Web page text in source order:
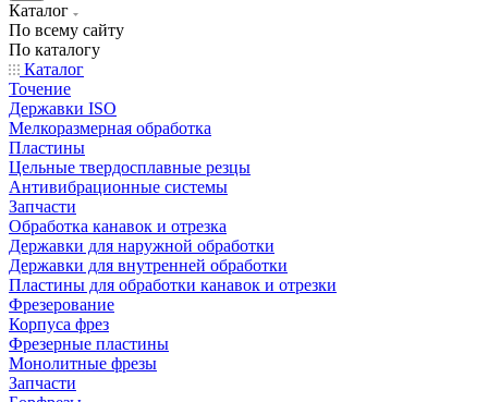
Каталог
По всему сайту
По каталогу
Каталог
Точение
Державки ISO
Мелкоразмерная обработка
Пластины
Цельные твердосплавные резцы
Антивибрационные системы
Запчасти
Обработка канавок и отрезка
Державки для наружной обработки
Державки для внутренней обработки
Пластины для обработки канавок и отрезки
Фрезерование
Корпуса фрез
Фрезерные пластины
Монолитные фрезы
Запчасти